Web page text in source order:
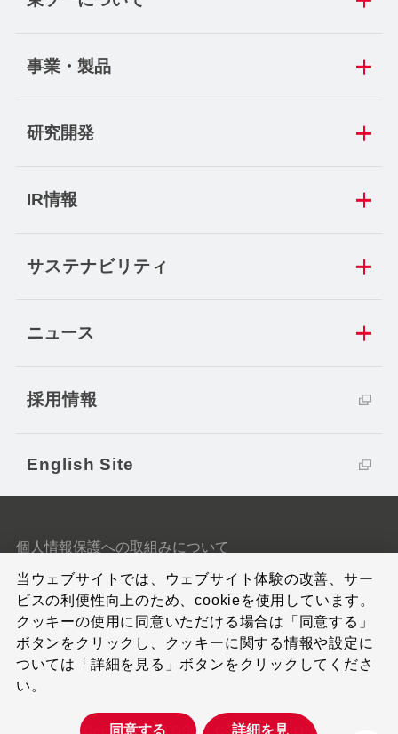
事業・製品
研究開発
IR情報
サステナビリティ
ニュース
採用情報
English Site
個人情報保護への取組みについて
クッキーポリシー
サイトのご利用条件
サイトマップ
Copyright © TOSOH CORPORATION
当ウェブサイトでは、ウェブサイト体験の改善、サー
ビスの利便性向上のため、cookieを使用しています。
クッキーの使用に同意いただける場合は「同意する」
ボタンをクリックし、クッキーに関する情報や設定に
ついては「詳細を見る」ボタンをクリックしてくださ
い。
同意する 詳細を見